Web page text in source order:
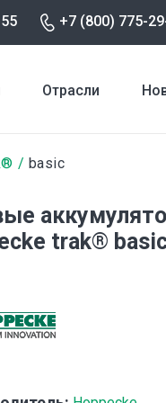
+7 (800) 775-
Отрасли
basic
trak®